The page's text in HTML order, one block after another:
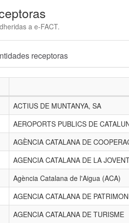
a e-FACT.
receptoras
ACTIUS DE MUNTANYA, SA
AEROPORTS PUBLICS DE
AGÈNCIA CATALANA DE
AGENCIA CATALANA DE LA
Agència Catalana de l'Aigua (ACA)
AGENCIA CATALANA DE
AGENCIA CATALANA DE TURISME